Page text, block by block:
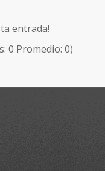
entrada!
0 Promedio:0)